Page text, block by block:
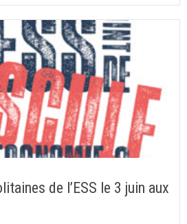
de l’ESS le 3 juin aux